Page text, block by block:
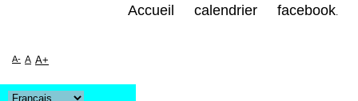
Accueil calendrier facebook.
A- A A+